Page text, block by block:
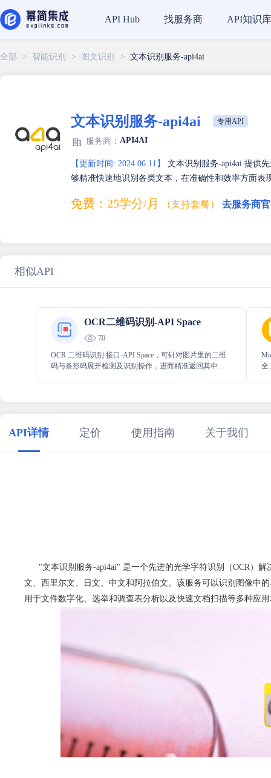
API Hub 找服务商 API知识库
全部 > 智能识别 > 图文识别 > 文本识别服务-api4ai
文本识别服务-api4ai 专用API
服务商： API4AI
【更新时间: 2024.06.11】
文本识别服务-api4ai 提供
够精准快速地识别各类文本，在准确性和效率方面
免费：25学分/月 （支持套餐） 去服务商
相似API
OCR二维码识别-API Space
70
OCR 二维码识别 接口-API Space，可针对图片里的二维
码与条形码展开检测及识别操作，进而精准返回其中所
全
API详情 定价 使用指南 关于我们
"文本识别服务-api4ai" 是一个先进的光学字符识别（OCR）解
文、西里尔文、日文、中文和阿拉伯文。该服务可以识别图像中
用于文件数字化、选举和调查表分析以及快速文档扫描等多种应